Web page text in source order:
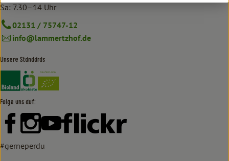
Sa: 7.30–14 Uhr
02131 / 75747-12
info@lammertzhof.de
Unsere Standards
Externer Link zu https://www.bioland.de/verbraucher
Externer Link zu https://www.oekokiste.de/
Folge uns auf:
Externer Link zu https://www.facebook.com/lammertzhof/
Externer Link zu https://www.instagram.com/
Externer Link zu https://www.youtube.com/
Externer Link zu https://
#gerneperdu